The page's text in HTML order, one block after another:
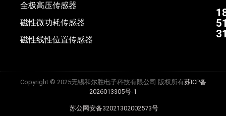
全极高压传感器
磁性微功耗传感器
磁性线性位置传感器
Copyright © 2025无锡和尔胜电子科技有限公司 版权所有苏ICP备
2026013305号-1
苏公网安备32021302002573号